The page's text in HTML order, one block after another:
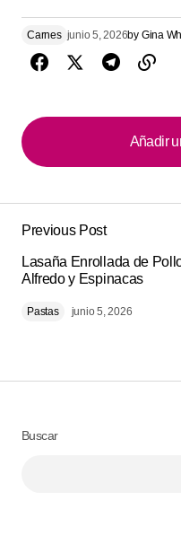
Carnes junio 5, 2026by Gina
Añadir
Añadir
publicada. Los
marcados con*
Your Name
Previous Post
Lasaña Enrollada de
Alfredo y Espinacas
Pastas junio 5, 2026
Buscar